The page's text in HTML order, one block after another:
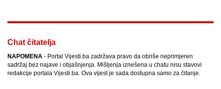
Chat čitatelja
NAPOMENA - Portal Vijesti.ba zadržava pravo da obriše neprimjeren
sadržaj bez najave i objašnjenja. Mišljenja iznešena u chatu nisu stavovi
redakcije portala Vijesti.ba. Ova vijest je sada dostupna samo za čitanje.